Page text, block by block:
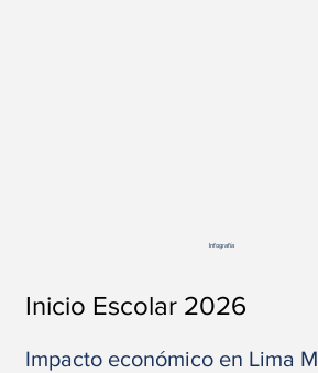
Infografía
Inicio Escolar 2026
Impacto económico en Lima